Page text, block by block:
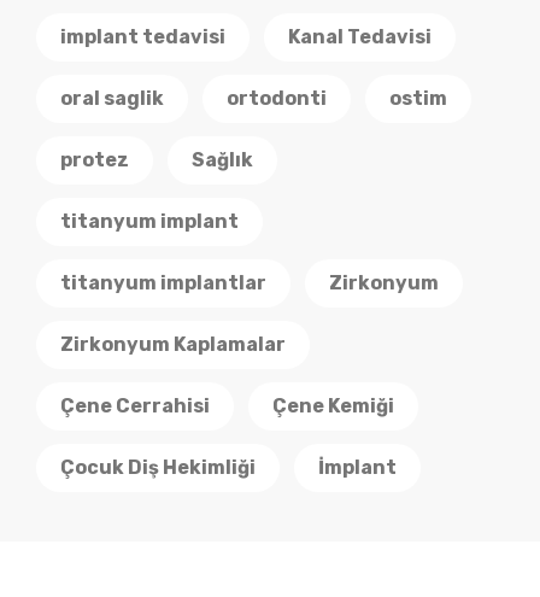
implant tedavisi Kanal Tedavisi
oral saglik ortodonti ostim
protez Sağlık
titanyum implant
titanyum implantlar Zirkonyum
Zirkonyum Kaplamalar
Çene Cerrahisi Çene Kemiği
Çocuk Diş Hekimliği İmplant